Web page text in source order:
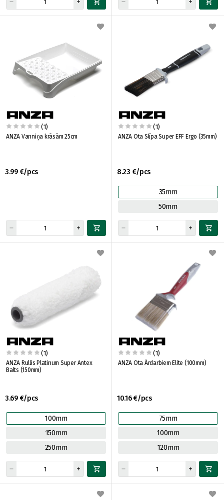
(1)
ANZA Vanniņa krāsām 25cm
3.99 €/pcs
(1)
ANZA Ota Slīpa Super EFF Ergo (35mm)
8.23 €/pcs
35mm
50mm
(1)
ANZA Rullis Platinum Super Antex
Balts (150mm)
3.69 €/pcs
100mm
150mm
250mm
(1)
ANZA Ota Ārdarbiem Elite (100mm)
10.16 €/pcs
75mm
100mm
120mm